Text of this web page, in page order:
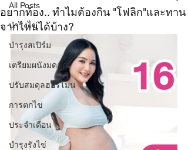
All Posts
บำรุงไข่
บำรุงสเปิร์ม
เตรียมผนังมดลูก
ปรับสมดุลฮอร์โมน
การตกไข่
ประจำเดือน
บำรุงรังไข่
อยากท้อง.. ทำไมต้องกิน "โฟลิก"และทาน
จากไหนได้บ้าง?